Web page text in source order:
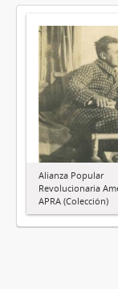
Alianza Popular
Revolucionaria
APRA (Colección)